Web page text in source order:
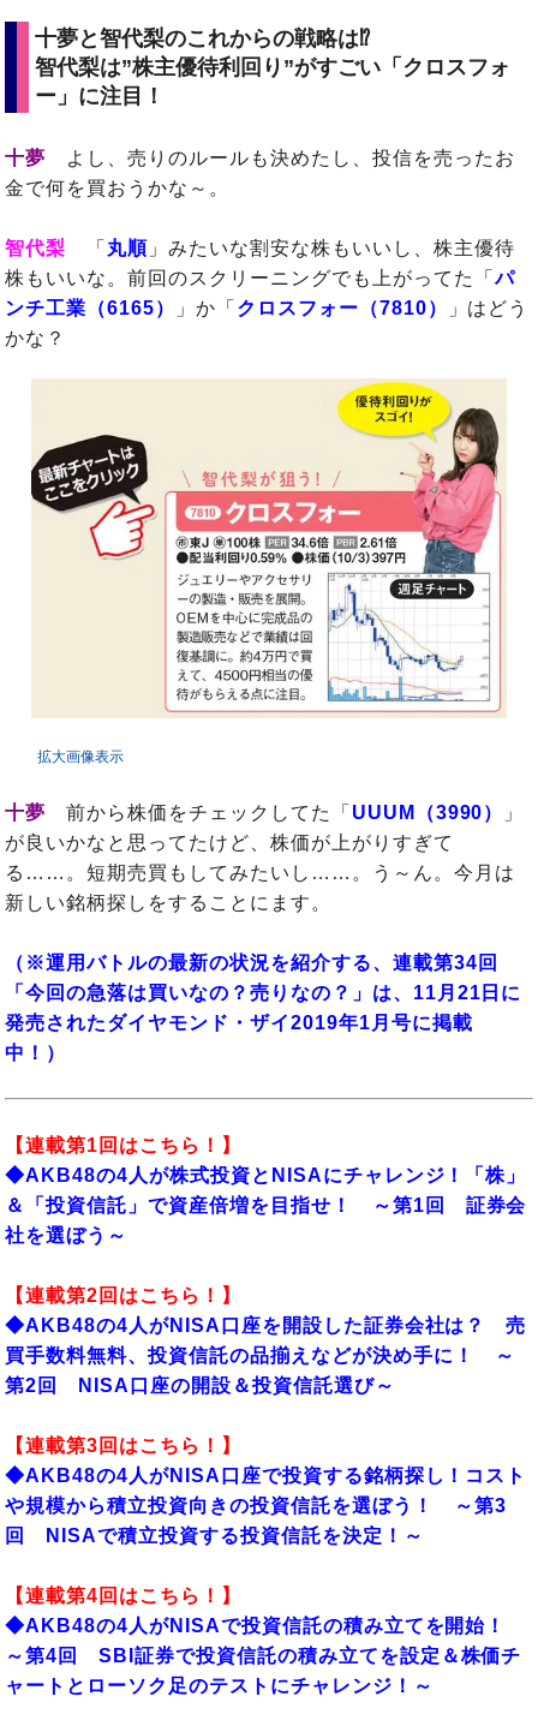
十夢と智代梨のこれからの戦略は⁉
智代梨は”株主優待利回り”がすごい「クロスフォ
ー」に注目！
十夢 よし、売りのルールも決めたし、投信を売ったお
金で何を買おうかな～。
智代梨 「 丸順 」みたいな割安な株もいいし、株主優待
株もいいな。前回のスクリーニングでも上がってた「パ
ンチ工業（6165）
」か「 クロスフォー（7810）
」はどう
かな？
拡大画像表示
十夢 前から株価をチェックしてた「 UUUM（3990）
」
が良いかなと思ってたけど、株価が上がりすぎて
る……。短期売買もしてみたいし……。う～ん。今月は
新しい銘柄探しをすることにます。
（※運用バトルの最新の状況を紹介する、連載第34回
「今回の急落は買いなの？売りなの？」は、11月21日に
発売されたダイヤモンド・ザイ2019年1月号に掲載
中！）
【連載第1回はこちら！】
◆AKB48の4人が株式投資とNISAにチャレンジ！「株」
＆「投資信託」で資産倍増を目指せ！ ～第1回 証券会
社を選ぼう～
【連載第2回はこちら！】
◆AKB48の4人がNISA口座を開設した証券会社は？ 売
買手数料無料、投資信託の品揃えなどが決め手に！ ～
第2回 NISA口座の開設＆投資信託選び～
【連載第3回はこちら！】
◆AKB48の4人がNISA口座で投資する銘柄探し！コスト
や規模から積立投資向きの投資信託を選ぼう！ ～第3
回 NISAで積立投資する投資信託を決定！～
【連載第4回はこちら！】
◆AKB48の4人がNISAで投資信託の積み立てを開始！
～第4回 SBI証券で投資信託の積み立てを設定＆株価チ
ャートとローソク足のテストにチャレンジ！～